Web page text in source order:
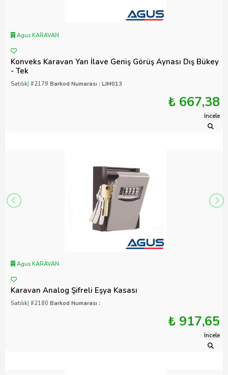
Agus KARAVAN
Konveks Karavan Yan İlave Geniş Görüş Aynası Dış Bükey
- Tek
Satılık| #2179 Barkod Numarası : LJM013
₺ 667,38
İncele
Agus KARAVAN
Karavan Analog Şifreli Eşya Kasası
Satılık| #2180 Barkod Numarası :
₺ 917,65
İncele